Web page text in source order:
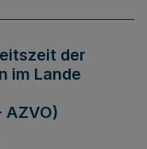
der
im Lande